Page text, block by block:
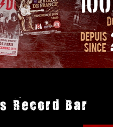
Record Bar